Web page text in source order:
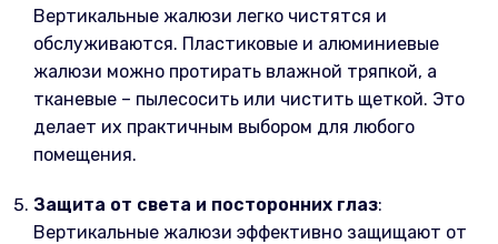
Вертикальные жалюзи легко чистятся и
обслуживаются. Пластиковые и алюминиевые
жалюзи можно протирать влажной тряпкой, а
тканевые – пылесосить или чистить щеткой. Это
делает их практичным выбором для любого
помещения.
Защита от света и посторонних глаз:
Вертикальные жалюзи эффективно защищают от